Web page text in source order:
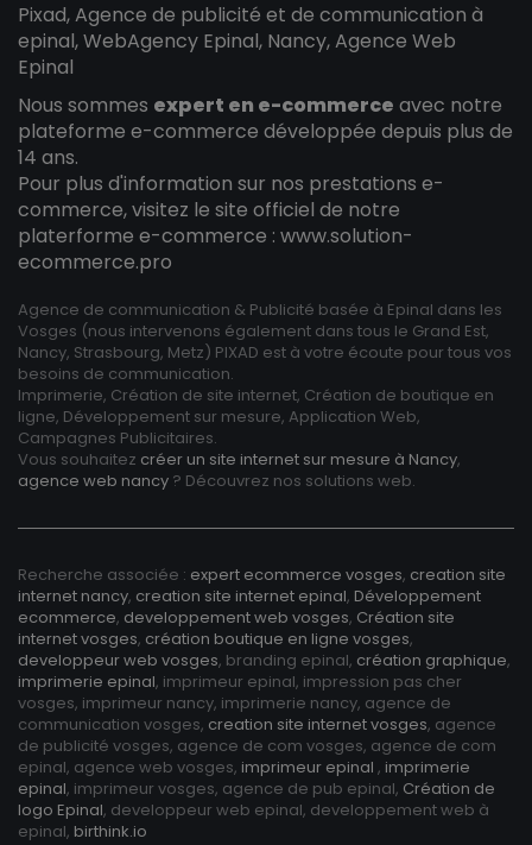
Pixad, Agence de publicité et de communication à
epinal, WebAgency Epinal, Nancy, Agence Web
Epinal
Nous sommes expert en e-commerce avec notre
plateforme e-commerce développée depuis plus de
14 ans.
Pour plus d'information sur nos prestations e-
commerce, visitez le site officiel de notre
platerforme e-commerce : www.solution-
ecommerce.pro
Agence de communication & Publicité basée à Epinal dans les
Vosges (nous intervenons également dans tous le Grand Est,
Nancy, Strasbourg, Metz) PIXAD est à votre écoute pour tous vos
besoins de communication.
Imprimerie, Création de site internet, Création de boutique en
ligne, Développement sur mesure, Application Web,
Campagnes Publicitaires.
Vous souhaitez créer un site internet sur mesure à Nancy,
agence web nancy ? Découvrez nos solutions web.
Recherche associée : expert ecommerce vosges, creation site
internet nancy, creation site internet epinal, Développement
ecommerce, developpement web vosges, Création site
internet vosges, création boutique en ligne vosges,
developpeur web vosges, branding epinal, création graphique,
imprimerie epinal, imprimeur epinal, impression pas cher
vosges, imprimeur nancy, imprimerie nancy, agence de
communication vosges, creation site internet vosges, agence
de publicité vosges, agence de com vosges, agence de com
epinal, agence web vosges, imprimeur epinal , imprimerie
epinal, imprimeur vosges, agence de pub epinal, Création de
logo Epinal, developpeur web epinal, developpement web à
epinal, birthink.io